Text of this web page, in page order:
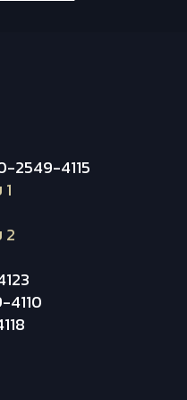
2549-4115
2
4110